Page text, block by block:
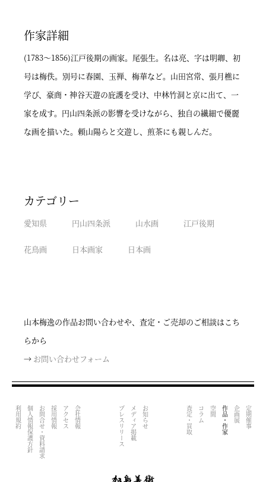
作家詳細
(1783～1856)江戸後期の画家。尾張生。名は亮、字は明卿、初
号は梅佚。別号に春園、玉禅、梅華など。山田宮常、張月樵に
学び、豪商・神谷天遊の庇護を受け、中林竹洞と京に出て、一
家を成す。円山四条派の影響を受けながら、独自の繊細で優麗
な画を描いた。頼山陽らと交遊し、煎茶にも親しんだ。
カテゴリー
愛知県 円山四条派 山水画 江戸後期
花鳥画 日本画家 日本画
山本梅逸の作品お問い合わせや、査定・ご売却のご相談はこち
らから
→ お問い合わせフォーム
定期催事
企画展
作品・作家
空間
コラム
査定・買取
お知らせ
メディア掲載
プレスリリース
会社情報
アクセス
採用情報
お問合せ・資料請求
個人情報保護方針
利用規約